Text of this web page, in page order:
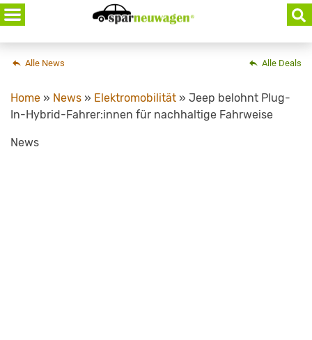
Skip
to
content
Alle Deals
Alle News
Home » News » Elektromobilität » Jeep belohnt Plug-
In-Hybrid-Fahrer:innen für nachhaltige Fahrweise
News